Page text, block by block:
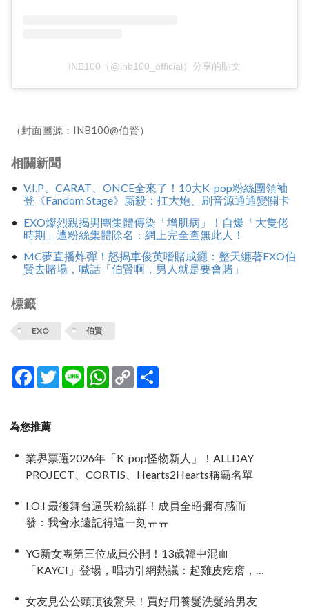
INB100（@inb100_official）分享的貼文
（封面圖源：INB100@伯賢）
相關新聞
V.I.P、CARAT、ONCE全來了！10大K-pop粉絲團領袖
登《Fandom Stage》廝殺：扛大炮、刷音源通通變關卡
EXO燦烈親揭男團集體傳染「增肌病」！自爆「大隻佬
時期」遭粉絲集體除名：網上完全查無此人！
MC夢直播炸彈！怒揭車俊英嗜賭成癮：整天纏著EXO伯
賢去賭場，喊話「伯賢啊，男人就是要會賭」
標籤
EXO 伯賢
Facebook
TwitterLine WhatsApp
Copy
Link
為您推薦
業界票選2026年「K-pop怪物新人」！ALLDAY
PROJECT、CORTIS、Hearts2Hearts稱霸名單
I.O.I 最後舞台逼哭粉絲群！成員全昭彌有感而
發：我會永遠記得這一刻ㅠㅠ
YG新女團第三位成員公開！13歲韓中混血
「KAYCI」登場，唱功引網熱議：起雞皮疙瘩，
女友見公公頭頂後驚呆！買好用養髮洗髮給男友